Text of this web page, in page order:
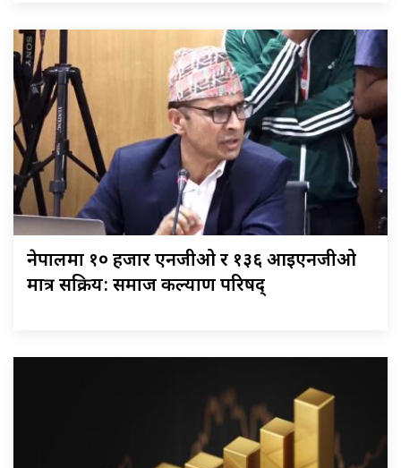
नेपालमा १० हजार एनजीओ र १३६ आइएनजीओ
मात्र सक्रिय: समाज कल्याण परिषद्